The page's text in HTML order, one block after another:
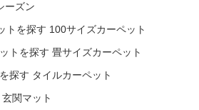
ーズン
100サイズカーペット
畳サイズカーペット
タイルカーペット
玄関マット